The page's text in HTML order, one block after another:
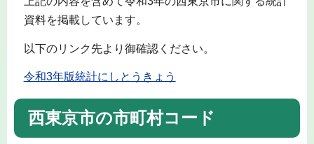
資料を掲載しています。
以下のリンク先より御確認ください。
令和3年版統計にしとうきょう
西東京市の市町村コード